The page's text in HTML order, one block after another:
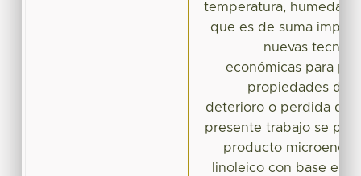
temperatura, humedad
que es de suma
nuevas
económicas para
propiedades del
deterioro o perdida de
presente trabajo se
producto
linoleico con base en